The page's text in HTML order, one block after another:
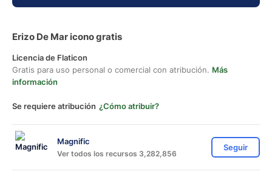
Erizo De Mar icono gratis
Licencia de Flaticon
Gratis para uso personal o comercial con atribución. Más
información
Se requiere atribución ¿Cómo atribuir?
Magnific
Ver todos los recursos 3,282,856
Seguir